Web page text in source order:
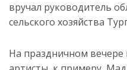
вручал руководитель
сельского хозяйства
На праздничном вечере